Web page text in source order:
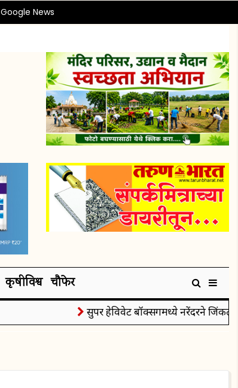
Google News
कृषीविश्व चौफेर
सुपर हेविवेट बॉक्सिंगमध्ये नरेंदरने जिंकले